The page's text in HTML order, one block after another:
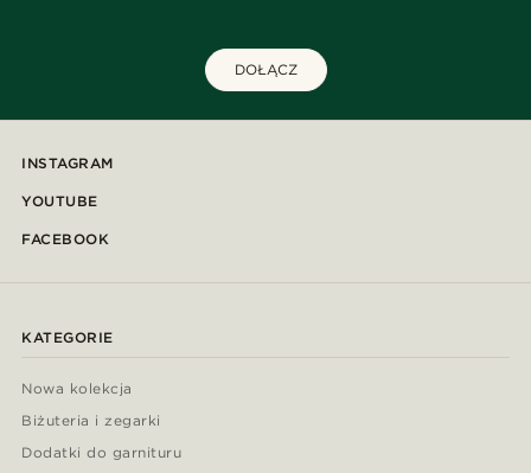
DOŁĄCZ
INSTAGRAM
YOUTUBE
FACEBOOK
KATEGORIE
Nowa kolekcja
Biżuteria i zegarki
Dodatki do garnituru